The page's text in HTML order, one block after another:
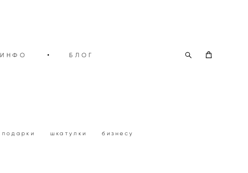
ИНФО • БЛОГ
подарки шкатулки
бизнесу